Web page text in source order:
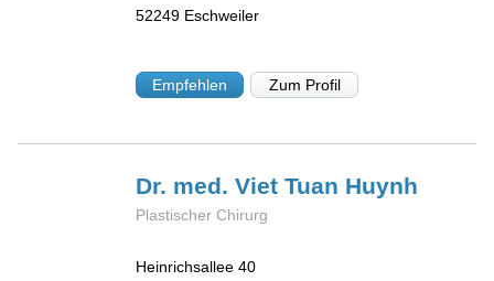
52249 Eschweiler
Empfehlen Zum Profil
Dr. med. Viet Tuan Huynh
Plastischer Chirurg
Heinrichsallee 40